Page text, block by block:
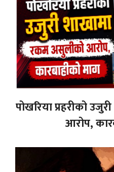
पोखरिया प्रहरीको
आरोप,